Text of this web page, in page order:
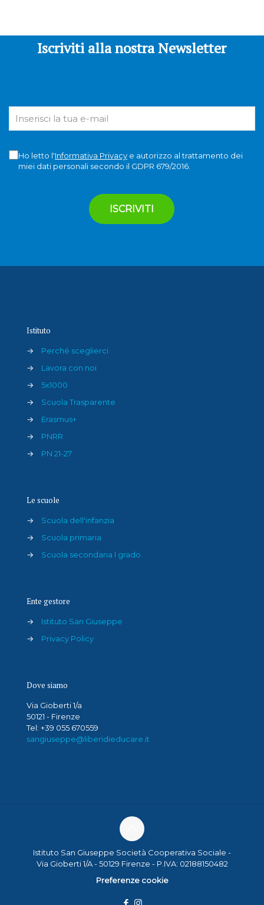
Iscriviti alla nostra Newsletter
Ho letto l'Informativa Privacye autorizzo al trattamento dei
miei dati personali secondo il GDPR 679/2016.
Istituto
→
Perché sceglierci
→
Lavora con noi
→
5x1000
→
Scuola Trasparente
→
Erasmus+
→
PNRR
→
PN 21-27
Le scuole
→
Scuola dell'infanzia
→
Scuola primaria
→
Scuola secondaria I grado
Ente gestore
→
Istituto San Giuseppe
→
Privacy Policy
Dove siamo
Via Gioberti 1/a
50121 - Firenze
Tel: +39 055 670559
sangiuseppe@liberidieducare.it
Istituto San Giuseppe Società Cooperativa Sociale -
Via Gioberti 1/A - 50129 Firenze - P.IVA: 02188150482
Preferenze cookie